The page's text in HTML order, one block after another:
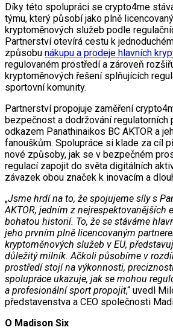
Díky této spolupráci se crypto4me
týmu, který působí jako plně
kryptoměnových služeb podle
Partnerství otevírá cestu k
způsobu nákupu a prodeje hlavních
regulovaném prostředí a zároveň
kryptoměnových řešení splňujících
sportovní komunity.
Partnerství propojuje zaměření
bezpečnost a dodržování regulatorních
odkazem Panathinaikos BC AKTOR a
fanouškům. Spolupráce si klade za cíl
nové způsoby, jak se v bezpečném
regulací zapojit do světa digitálních
závazek obou značek k inovacím a
„Jsme hrdí na to, že spojujeme síly s
AKTOR, jedním z nejrespektovanějších
bohatou historií. To, že se stáváme
jeho prvním plně licencovaným
kryptoměnových služeb v EU,
důležitý milník. Ačkoli působíme v
prostředí stojí na výkonnosti,
spolupráce ukazuje, jak se mohou
a profesionální sport propojit,“ uvedl
představenstva a CEO společnosti
O Madison Six